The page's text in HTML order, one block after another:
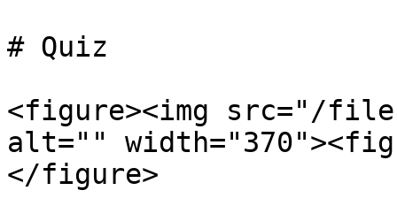
# Quiz
<figure><img src="/files/
alt=""
</figure>